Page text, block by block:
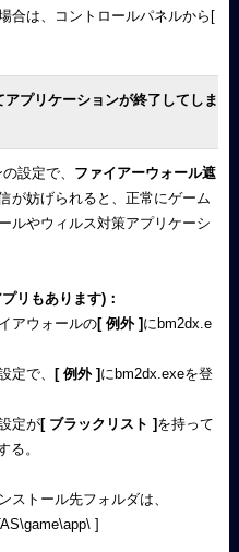
合は、コントロールパネルから[
プリケーションが終了してしま
設定で、 ファイアーウォール遮
が妨げられると、正常にゲーム
ルやウィルス対策アプリケーシ
リもあります)：
アウォールの[ 例外 ] にbm2dx.e
定で、
[ 例外 ] にbm2dx.exeを登
定が[ ブラックリスト ] を持って
る。
トール先フォルダは、
]